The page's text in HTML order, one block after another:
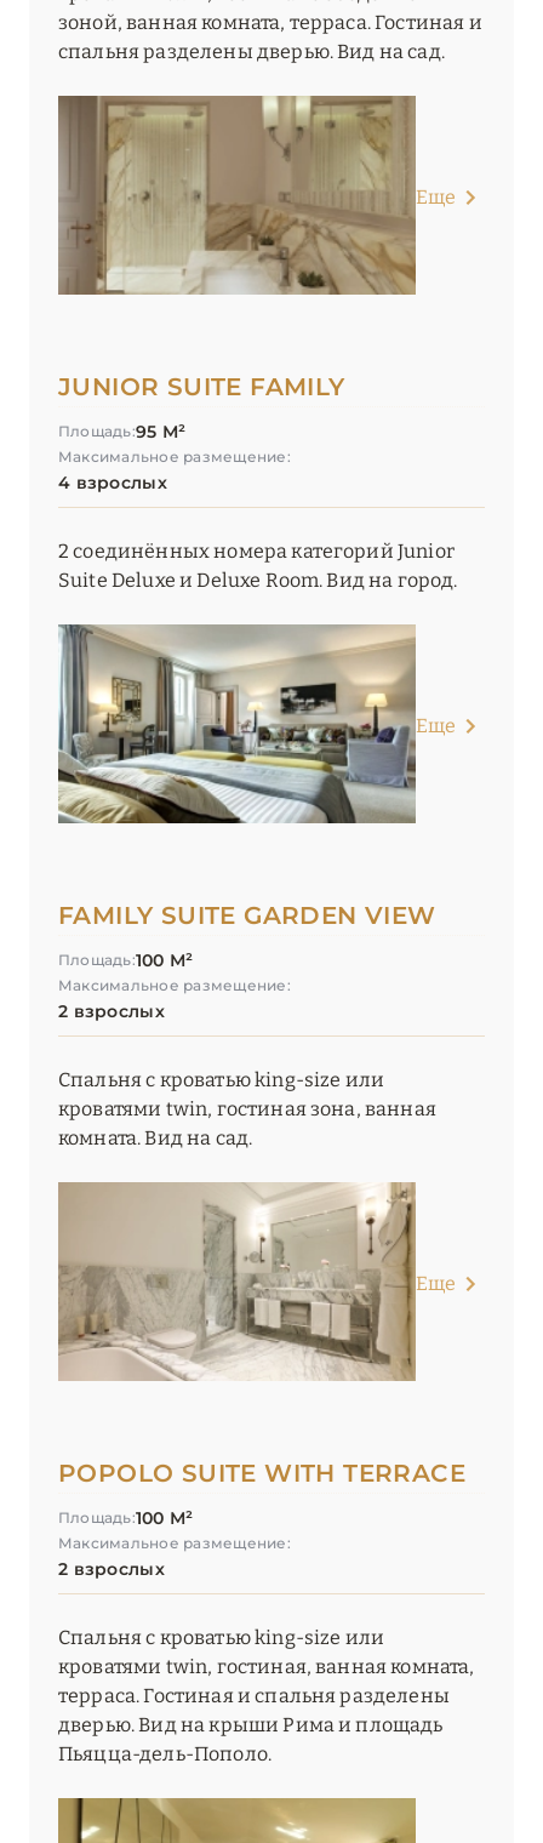
зоной, ванная комната, терраса. Гостиная и
спальня разделены дверью. Вид на сад.
Еще
JUNIOR SUITE FAMILY
Площадь:95 М²
Максимальное размещение:
4 взрослых
2 соединённых номера категорий Junior
Suite Deluxe и Deluxe Room. Вид на город.
Еще
FAMILY SUITE GARDEN VIEW
Площадь:100 М²
Максимальное размещение:
2 взрослых
Спальня с кроватью king-size или
кроватями twin, гостиная зона, ванная
комната. Вид на сад.
Еще
POPOLO SUITE WITH TERRACE
Площадь:100 М²
Максимальное размещение:
2 взрослых
Спальня с кроватью king-size или
кроватями twin, гостиная, ванная комната,
терраса. Гостиная и спальня разделены
дверью. Вид на крыши Рима и площадь
Пьяцца-дель-Пополо.